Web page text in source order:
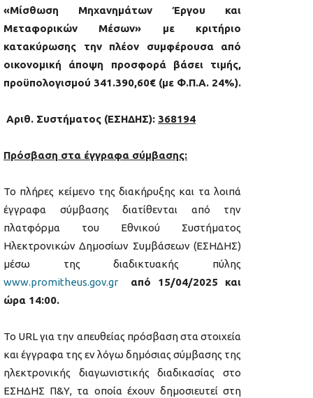
«Μίσθωση Μηχανημάτων Έργου και
Μεταφορικών Μέσων» με κριτήριο
κατακύρωσης την πλέον συμφέρουσα από
οικονομική άποψη προσφορά βάσει τιμής,
προϋπολογισμού 341.390,60€ (με Φ.Π.Α. 24%).
Αριθ. Συστήματος (ΕΣΗΔΗΣ): 368194
Πρόσβαση στα έγγραφα σύμβασης:
Το πλήρες κείμενο της διακήρυξης και τα λοιπά
έγγραφα σύμβασης διατίθενται από την
πλατφόρμα του Εθνικού Συστήματος
Ηλεκτρονικών Δημοσίων Συμβάσεων (ΕΣΗΔΗΣ)
μέσω της διαδικτυακής πύλης
www.promitheus.gov.gr
από 15/04/2025 και
ώρα 14:00.
Το URL για την απευθείας πρόσβαση στα στοιχεία
και έγγραφα της εν λόγω δημόσιας σύμβασης της
ηλεκτρονικής διαγωνιστικής διαδικασίας στο
ΕΣΗΔΗΣ Π&Υ, τα οποία έχουν δημοσιευτεί στη